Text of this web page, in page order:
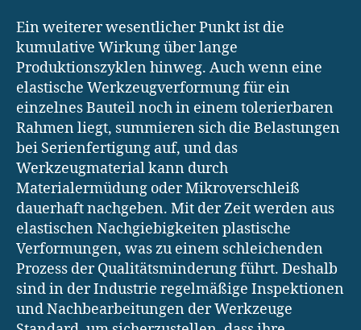
Ein weiterer wesentlicher Punkt ist die
kumulative Wirkung über lange
Produktionszyklen hinweg. Auch wenn eine
elastische Werkzeugverformung für ein
einzelnes Bauteil noch in einem tolerierbaren
Rahmen liegt, summieren sich die Belastungen
bei Serienfertigung auf, und das
Werkzeugmaterial kann durch
Materialermüdung oder Mikroverschleiß
dauerhaft nachgeben. Mit der Zeit werden aus
elastischen Nachgiebigkeiten plastische
Verformungen, was zu einem schleichenden
Prozess der Qualitätsminderung führt. Deshalb
sind in der Industrie regelmäßige Inspektionen
und Nachbearbeitungen der Werkzeuge